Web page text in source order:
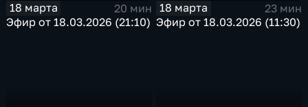
18 марта
20 мин
Эфир от 18.03.2026 (21:10)
18 марта
23 мин
Эфир от 18.03.2026 (11:30)